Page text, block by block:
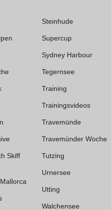
Skiff
Steinhude
Supercup
Sydney Harbour
Tegernsee
Training
Trainingsvideos
Travemünde
Travemünder Woche
Tutzing
Urnersee
Utting
Walchensee